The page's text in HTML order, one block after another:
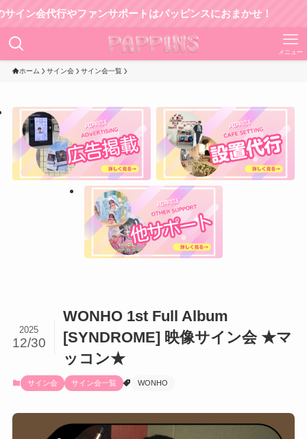
代行やファンサポートはパッピンスにおまかせ！
メニュー
ホーム サイン会 サイン会一覧
WONHO 1st Full Album
[SYNDROME] 映像サイン会 ★マ
ッコン★
2025
12/30
サイン会 サイン会一覧 WONHO